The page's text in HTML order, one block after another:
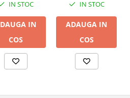
IN STOC
IN
COS
IN STOC
ADAUGA IN
COS